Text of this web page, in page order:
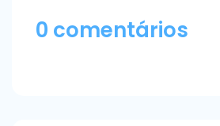
0 comentários